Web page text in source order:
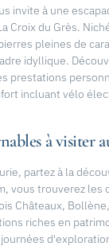
invite à une
Croix du Grès.
pleines de
idyllique.
prestations
incluant vélo
à visiter
partez à la
vous trouverez les
Châteaux,
riches en